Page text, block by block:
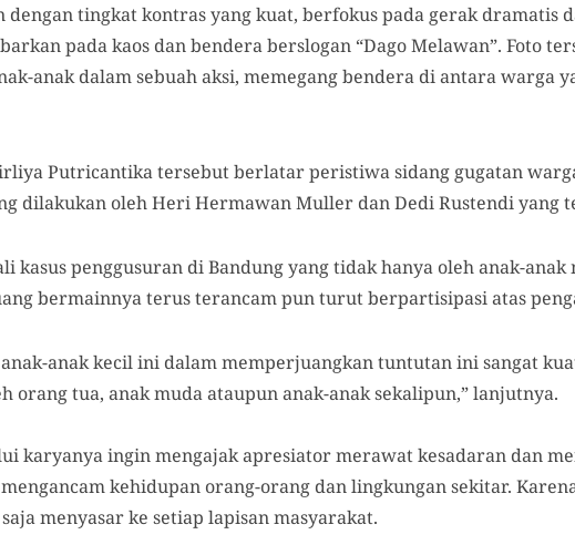
dengan tingkat kontras yang kuat, berfokus pada gerak dramatis
pada kaos dan bendera berslogan “Dago Melawan”. Foto
anak dalam sebuah aksi, memegang bendera di antara warga
Putricantika tersebut berlatar peristiwa sidang gugatan
dilakukan oleh Heri Hermawan Muller dan Dedi Rustendi yang
kasus penggusuran di Bandung yang tidak hanya oleh anak-
bermainnya terus terancam pun turut berpartisipasi atas
anak kecil ini dalam memperjuangkan tuntutan ini sangat
orang tua, anak muda ataupun anak-anak sekalipun,” lanjutnya.
karyanya ingin mengajak apresiator merawat kesadaran dan
kehidupan orang-orang dan lingkungan sekitar.
menyasar ke setiap lapisan masyarakat.